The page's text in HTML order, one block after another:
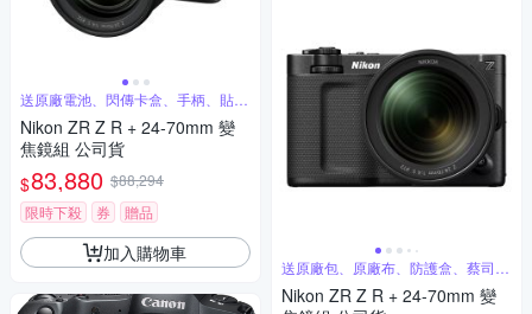
送原廠電池、閃傳卡盒、手柄、貼
膜、保護鏡
Nikon ZR Z R + 24-70mm 變
焦鏡組 公司貨
$83,880 $88,294
限時下殺
券 贈品
加入購物車
送原廠包、原廠布、防護盒、蔡司清
潔組
Nikon ZR Z R + 24-70mm 變